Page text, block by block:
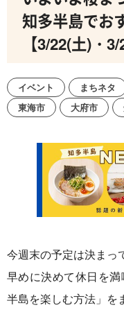
知多半島でお
【3/22(土)・3/
イベント まちネタ
東海市
大府市
今週末の予定は決まっ
早めに決めて休日を
半島を楽しむ方法」を